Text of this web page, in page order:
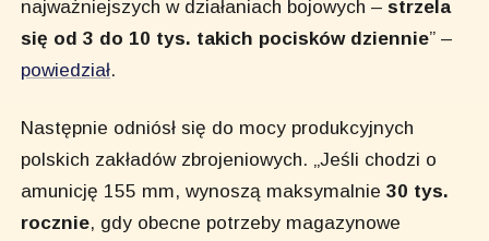
najważniejszych w działaniach bojowych –strzela
się od 3 do 10 tys. takich pocisków dziennie” –
powiedział.
Następnie odniósł się do mocy produkcyjnych
polskich zakładów zbrojeniowych. „Jeśli chodzi o
amunicję 155 mm, wynoszą maksymalnie30 tys.
rocznie, gdy obecne potrzeby magazynowe